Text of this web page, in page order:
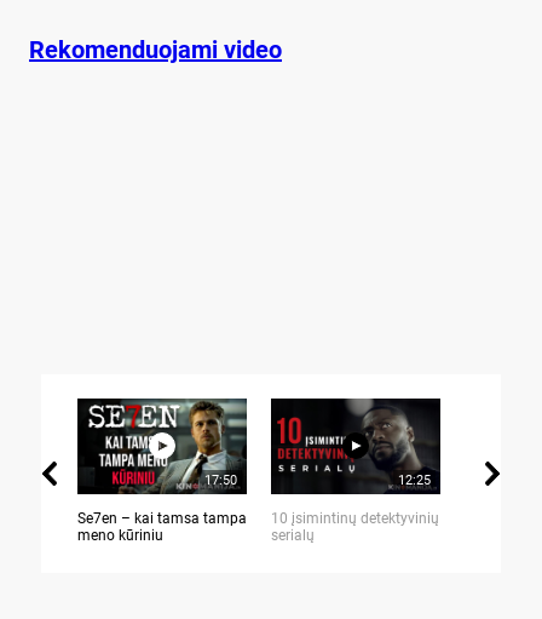
Rekomenduojami video
17:50
Se7en – kai tamsa tampa
meno kūriniu
12:25
10 įsimintinų detektyvinių
serialų